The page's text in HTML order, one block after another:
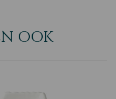
OOK